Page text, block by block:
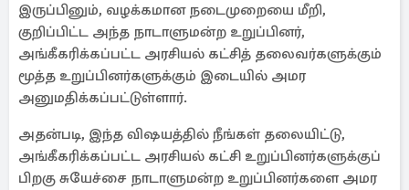
இருப்பினும், வழக்கமான நடைமுறையை மீறி,
குறிப்பிட்ட அந்த நாடாளுமன்ற உறுப்பினர்,
அங்கீகரிக்கப்பட்ட அரசியல் கட்சித் தலைவர்களுக்கும்
மூத்த உறுப்பினர்களுக்கும் இடையில் அமர
அனுமதிக்கப்பட்டுள்ளார்.
அதன்படி, இந்த விஷயத்தில் நீங்கள் தலையிட்டு,
அங்கீகரிக்கப்பட்ட அரசியல் கட்சி உறுப்பினர்களுக்குப்
பிறகு சுயேச்சை நாடாளுமன்ற உறுப்பினர்களை அமர